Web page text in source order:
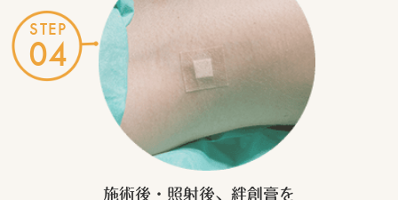
STEP
04
施術後・照射後、 絆創膏を